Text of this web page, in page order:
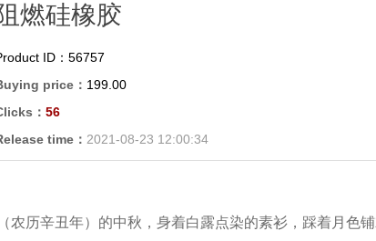
燃硅橡胶
ID： 56757
price： 199.00
： 56
time： 2021-08-23 12:00:34
农历辛丑年）的中秋，身着白露点染的素衫，踩着月